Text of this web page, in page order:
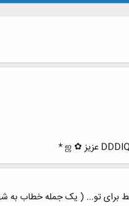
برای تو... ( یک جمله خطاب به